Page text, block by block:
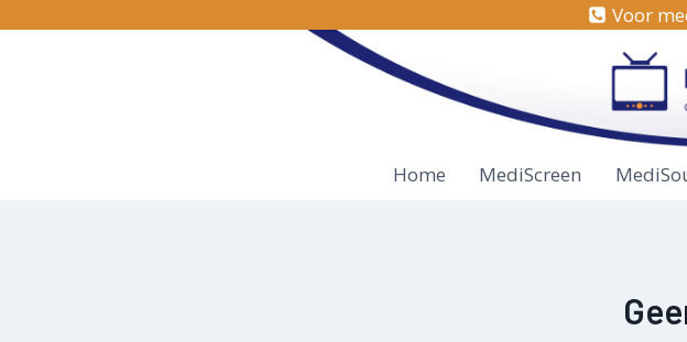
Voor
Home MediScreen